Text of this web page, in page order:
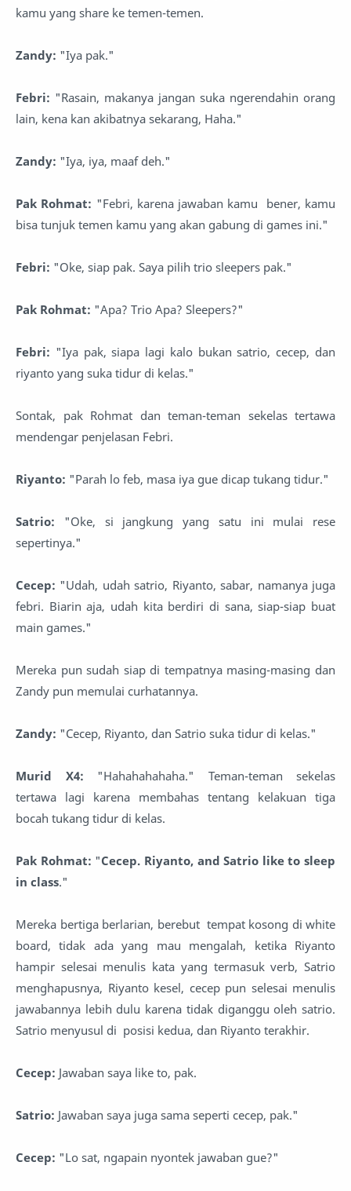
kamu yang share ke temen-temen.
Zandy: "Iya pak."
Febri: "Rasain, makanya jangan suka ngerendahin orang
lain, kena kan akibatnya sekarang, Haha."
Zandy: "Iya, iya, maaf deh."
Pak Rohmat: "Febri, karena jawaban kamu bener, kamu
bisa tunjuk temen kamu yang akan gabung di games ini."
Febri: "Oke, siap pak. Saya pilih trio sleepers pak."
Pak Rohmat: "Apa? Trio Apa? Sleepers?"
Febri: "Iya pak, siapa lagi kalo bukan satrio, cecep, dan
riyanto yang suka tidur di kelas."
Sontak, pak Rohmat dan teman-teman sekelas tertawa
mendengar penjelasan Febri.
Riyanto: "Parah lo feb, masa iya gue dicap tukang tidur."
Satrio: "Oke, si jangkung yang satu ini mulai rese
sepertinya."
Cecep: "Udah, udah satrio, Riyanto, sabar, namanya juga
febri. Biarin aja, udah kita berdiri di sana, siap-siap buat
main games."
Mereka pun sudah siap di tempatnya masing-masing dan
Zandy pun memulai curhatannya.
Zandy: "Cecep, Riyanto, dan Satrio suka tidur di kelas."
Murid X4: "Hahahahahaha." Teman-teman sekelas
tertawa lagi karena membahas tentang kelakuan tiga
bocah tukang tidur di kelas.
Pak Rohmat: "Cecep. Riyanto, and Satrio like to sleep
in class."
Mereka bertiga berlarian, berebut tempat kosong di white
board, tidak ada yang mau mengalah, ketika Riyanto
hampir selesai menulis kata yang termasuk verb, Satrio
menghapusnya, Riyanto kesel, cecep pun selesai menulis
jawabannya lebih dulu karena tidak diganggu oleh satrio.
Satrio menyusul di posisi kedua, dan Riyanto terakhir.
Cecep: Jawaban saya like to, pak.
Satrio: Jawaban saya juga sama seperti cecep, pak."
Cecep: "Lo sat, ngapain nyontek jawaban gue?"